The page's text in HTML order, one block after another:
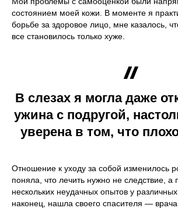
состоянием моей кожи. В моменте я
борьбе за здоровое лицо, мне казалось,
все становилось только хуже.
В слезах я могла даже
ужина с подругой,
уверена в том, что
Отношение к уходу за собой изменилось
поняла, что лечить нужно не следствие, а
нескольких неудачных опытов у различных
наконец, нашла своего спасителя —